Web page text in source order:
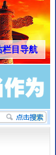
栏目导航